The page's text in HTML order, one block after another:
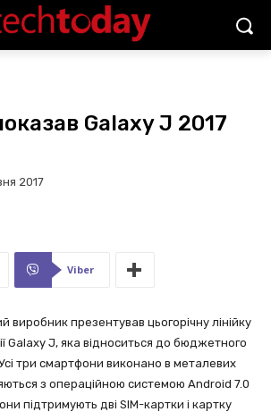
Galaxy J 2017
2017
Viber
виробник презентував цьогорічну лінійку
Galaxy J, яка відноситься до бюджетного
три смартфони виконано в металевих
з операційною системою Android 7.0
підтримують дві SIM-картки і картку